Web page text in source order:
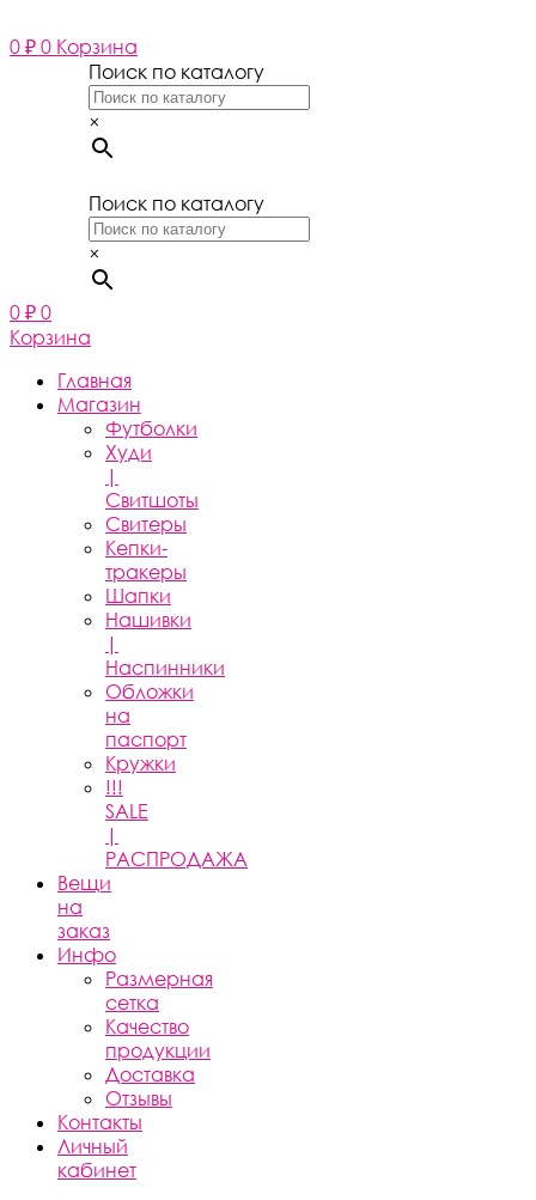
к
содержимому
0 ₽ 0 Корзина
Поиск по каталогу
×
Поиск по каталогу
×
0 ₽ 0
Корзина
Главная
Магазин
Футболки
Худи
|
Свитшоты
Свитеры
Кепки-
тракеры
Шапки
Нашивки
|
Наспинники
Обложки
на
паспорт
Кружки
!!!
SALE
|
РАСПРОДАЖА
Вещи
на
заказ
Инфо
Размерная
сетка
Качество
продукции
Доставка
Отзывы
Контакты
Личный
кабинет